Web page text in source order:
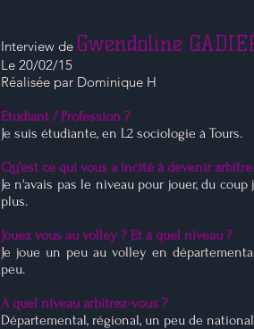
Interview de Gwendoline
Le 20/02/15
Réalisée par Dominique H
Etudiant / Profession ?
Je suis étudiante, en L2 sociologie à Tours.
Qu’est ce qui vous a incité à devenir arbitre
Je n'avais pas le niveau pour jouer, du
plus.
Jouez vous au volley ? Et à quel niveau ?
Je joue un peu au volley en
peu.
A quel niveau arbitrez-vous ?
Départemental, régional, un peu de